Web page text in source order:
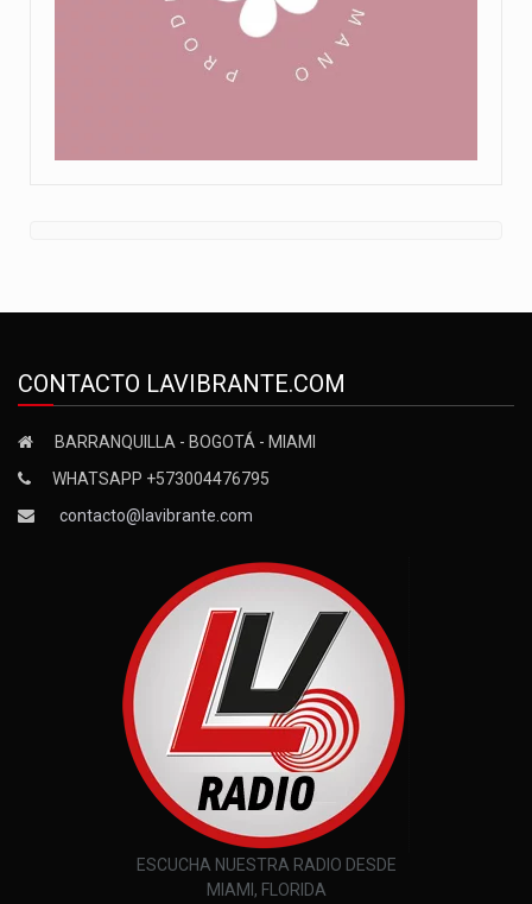
CONTACTO LAVIBRANTE.COM
BARRANQUILLA - BOGOTÁ - MIAMI
WHATSAPP +573004476795
contacto@lavibrante.com
ESCUCHA NUESTRA RADIO DESDE
MIAMI, FLORIDA